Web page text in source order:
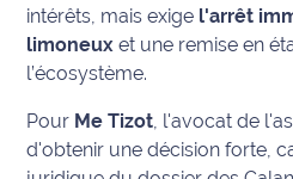
Bon
plan
sortie
Nous
contacter
intérêts, mais exige l'arrêt
limoneux et une remise en
l’écosystème.
Pour Me Tizot , l'avocat de
d'obtenir une décision forte,